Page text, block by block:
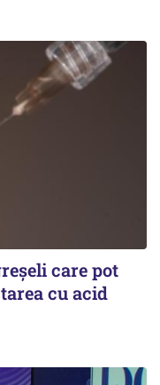
care pot
cu acid